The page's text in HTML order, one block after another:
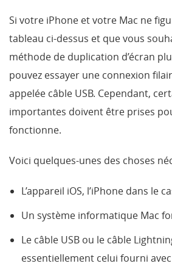
Si votre iPhone et votre Mac ne
tableau ci-dessus et que vous
méthode de duplication d’écran
pouvez essayer une connexion
appelée câble USB. Cependant,
importantes doivent être prises
fonctionne.
Voici quelques-unes des choses
L’appareil iOS, l’iPhone dans le
Un système informatique Mac
Le câble USB ou le câble
essentiellement celui fourni